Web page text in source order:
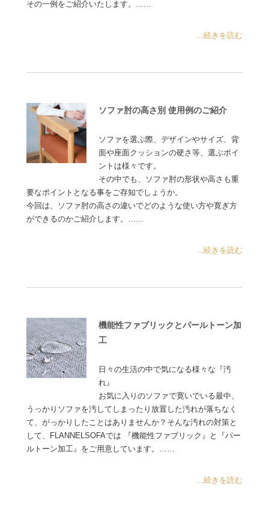
その一例をご紹介いたします。……
...続きを読む
ソファ肘の高さ別 使用例のご紹介
ソファを選ぶ際、デザインやサイズ、背
面や座面クッションの硬さ等、選ぶポイ
ントは様々です。
その中でも、ソファ肘の形状や高さも重
要なポイントとなる事をご存知でしょうか。
今回は、ソファ肘の高さの違いでどのような使い方や寛ぎ方
ができるのかご紹介します。……
...続きを読む
機能性ファブリックとパールトーン加
工
日々の生活の中で気になる様々な『汚
れ』
お気に入りのソファで寛いでいる最中、
うっかりソファを汚してしまったり放置した汚れが落ちなく
て、がっかりしたことはありませんか？そんな汚れの対策と
して、FLANNELSOFAでは 『機能性ファブリック』と『パー
ルトーン加工』をご用意しています。……
...続きを読む